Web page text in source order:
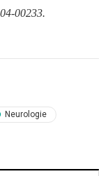
00233.
Neurologie